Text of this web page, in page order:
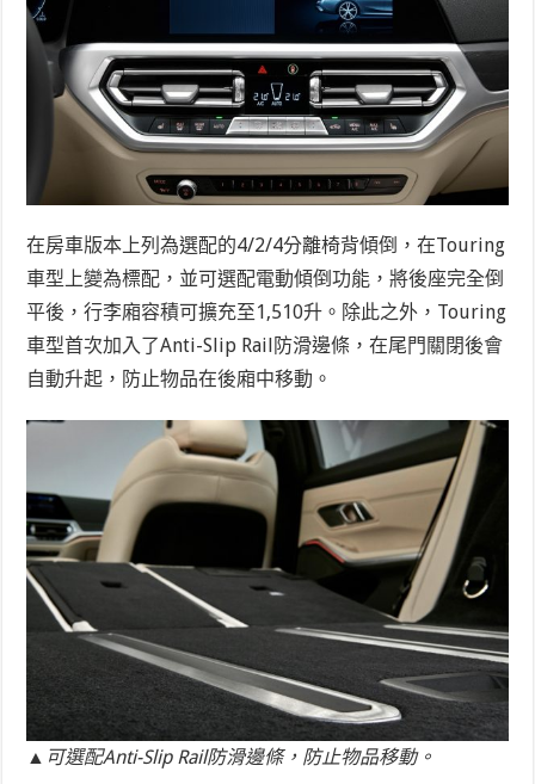
在房車版本上列為選配的4/2/4分離椅背傾倒，在Touring
車型上變為標配，並可選配電動傾倒功能，將後座完全倒
平後，行李廂容積可擴充至1,510升。除此之外，Touring
車型首次加入了Anti-Slip Rail防滑邊條，在尾門關閉後會
自動升起，防止物品在後廂中移動。
▲可選配Anti-Slip Rail防滑邊條，防止物品移動。